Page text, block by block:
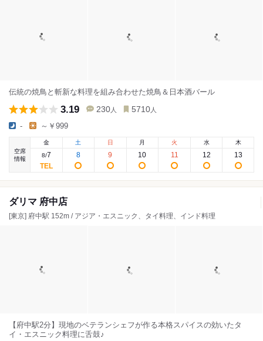
伝統の焼鳥と斬新な料理を組み合わせた焼鳥＆日本酒バール
3.19 230 人 5710 人
- ～￥999
空席
情報
金
8/7
土
8
日
9
月
10
火
11
水
12
木
13
ダリマ 府中店
[東京] 府中駅 152m / アジア・エスニック、タイ料理、インド料理
【府中駅2分】現地のベテランシェフが作る本格スパイスの効いたタ
イ・エスニック料理に舌鼓♪